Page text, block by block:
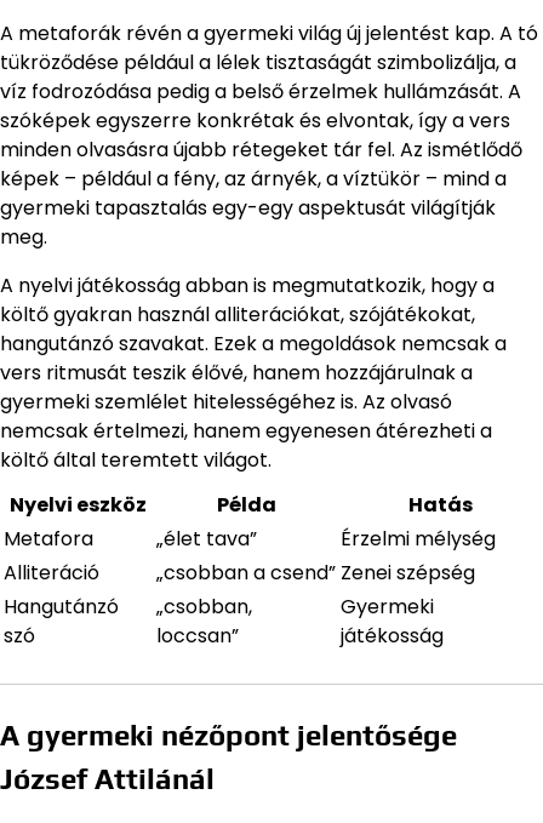
A metaforák révén a gyermeki világ új jelentést kap. A tó
tükröződése például a lélek tisztaságát szimbolizálja, a
víz fodrozódása pedig a belső érzelmek hullámzását. A
szóképek egyszerre konkrétak és elvontak, így a vers
minden olvasásra újabb rétegeket tár fel. Az ismétlődő
képek – például a fény, az árnyék, a víztükör – mind a
gyermeki tapasztalás egy-egy aspektusát világítják
meg.
A nyelvi játékosság abban is megmutatkozik, hogy a
költő gyakran használ alliterációkat, szójátékokat,
hangutánzó szavakat. Ezek a megoldások nemcsak a
vers ritmusát teszik élővé, hanem hozzájárulnak a
gyermeki szemlélet hitelességéhez is. Az olvasó
nemcsak értelmezi, hanem egyenesen átérezheti a
költő által teremtett világot.
Nyelvi eszköz
Példa
Hatás
Metafora
„élet tava”
Érzelmi mélység
Alliteráció
„csobban a csend” Zenei szépség
Hangutánzó
szó
„csobban,
loccsan”
Gyermeki
játékosság
A gyermeki nézőpont jelentősége
József Attilánál